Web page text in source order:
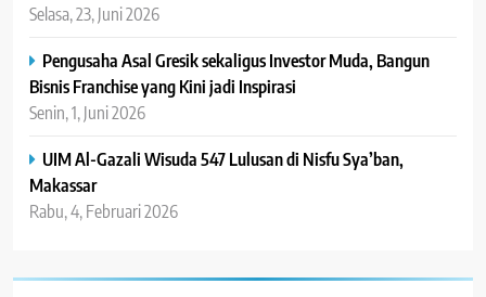
Selasa, 23, Juni 2026
Pengusaha Asal Gresik sekaligus Investor Muda, Bangun
Bisnis Franchise yang Kini jadi Inspirasi
Senin, 1, Juni 2026
UIM Al-Gazali Wisuda 547 Lulusan di Nisfu Sya’ban,
Makassar
Rabu, 4, Februari 2026